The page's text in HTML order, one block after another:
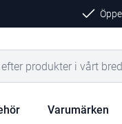
Varumärken